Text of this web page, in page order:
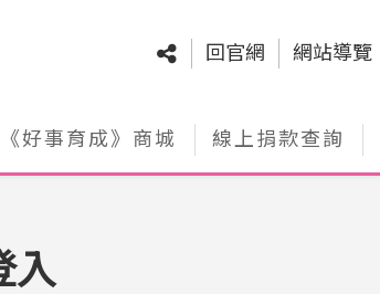
回官網 網站導覽
《好事育成》商城 線上捐款查詢
入